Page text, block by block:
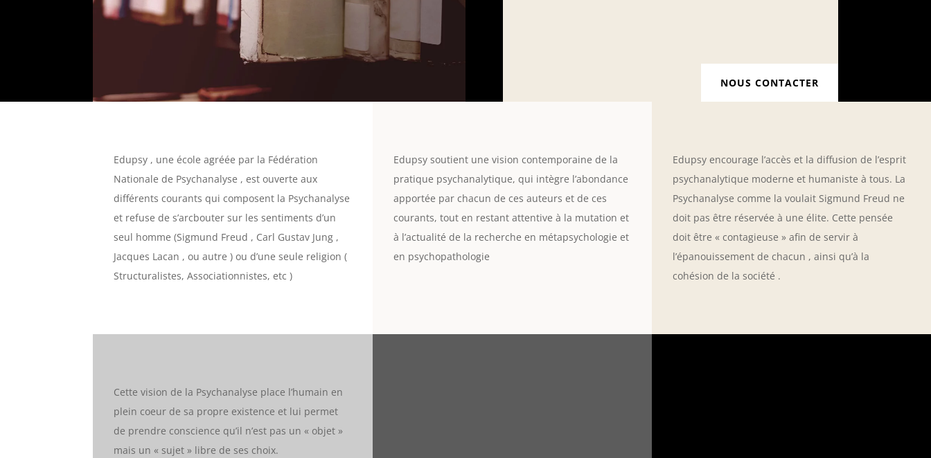
NOUS CONTACTER
Edupsy , une école agréée par la Fédération
Nationale de Psychanalyse , est ouverte aux
différents courants qui composent la Psychanalyse
et refuse de s’arcbouter sur les sentiments d’un
seul homme (Sigmund Freud , Carl Gustav Jung ,
Jacques Lacan , ou autre ) ou d’une seule religion (
Structuralistes, Associationnistes, etc )
Edupsy soutient une vision contemporaine de la
pratique psychanalytique, qui intègre l’abondance
apportée par chacun de ces auteurs et de ces
courants, tout en restant attentive à la mutation et
à l’actualité de la recherche en métapsychologie et
en psychopathologie
Edupsy encourage l’accès et la diffusion de l’esprit
psychanalytique moderne et humaniste à tous. La
Psychanalyse comme la voulait Sigmund Freud ne
doit pas être réservée à une élite. Cette pensée
doit être « contagieuse » afin de servir à
l’épanouissement de chacun , ainsi qu’à la
cohésion de la société .
Cette vision de la Psychanalyse place l’humain en
plein coeur de sa propre existence et lui permet
de prendre conscience qu’il n’est pas un « objet »
mais un « sujet » libre de ses choix.